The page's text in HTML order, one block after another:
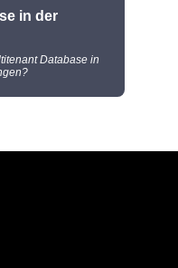
in der
Database in